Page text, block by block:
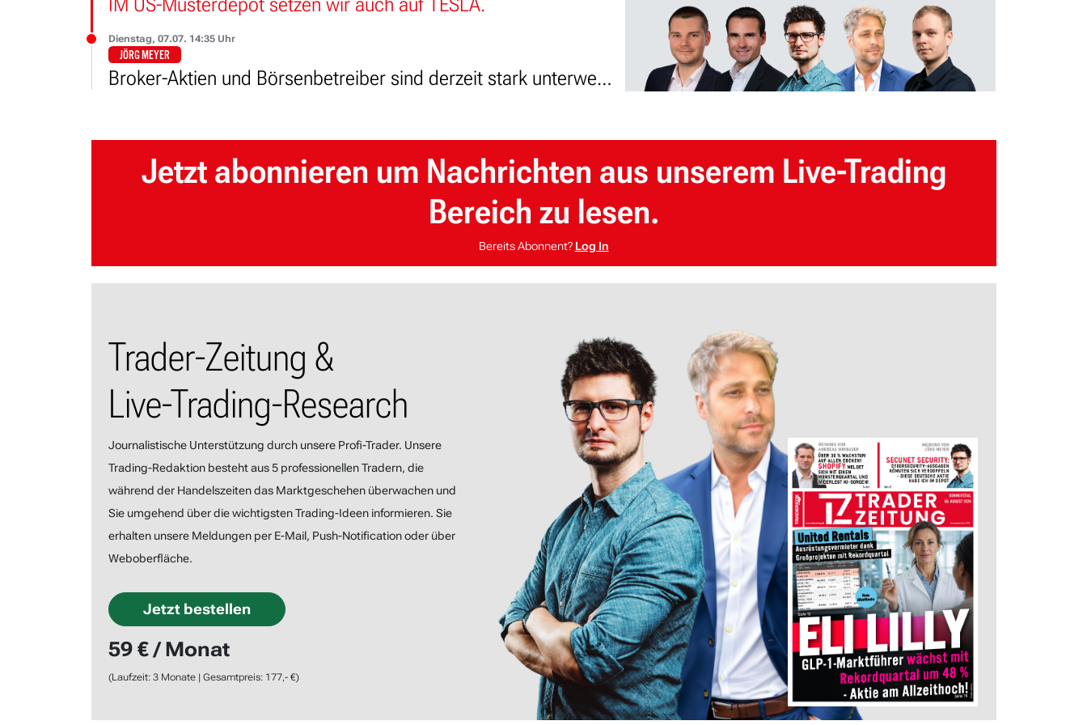
Dienstag, 07.07. 14:35 Uhr
JÖRG MEYER
Broker-Aktien und Börsenbetreiber sind derzeit stark unterwegs - siehe Deutsche Börse, Euronext, IB sowie ROBINHOOD.
Jetzt abonnieren um Nachrichten aus unserem Live-Trading
Bereich zu lesen.
Bereits Abonnent? Log In
Trader-Zeitung &
Live-Trading-Research
Journalistische Unterstützung durch unsere Profi-Trader. Unsere
Trading-Redaktion besteht aus 5 professionellen Tradern, die
während der Handelszeiten das Marktgeschehen überwachen und
Sie umgehend über die wichtigsten Trading-Ideen informieren. Sie
erhalten unsere Meldungen per E-Mail, Push-Notification oder über
Weboberfläche.
Jetzt bestellen
59 € / Monat
(Laufzeit: 3 Monate | Gesamtpreis: 177,- €)